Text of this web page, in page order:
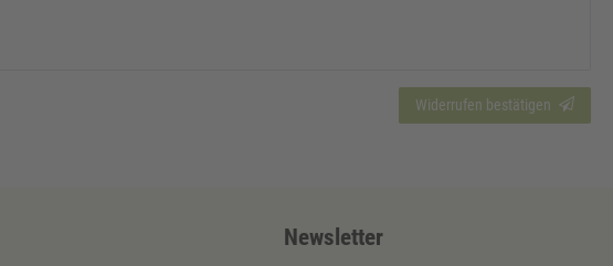
Widerrufen bestätigen
Newsletter